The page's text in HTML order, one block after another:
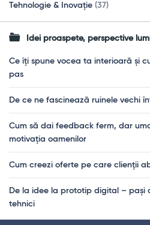
Tehnologie & Inovație (37)
Idei proaspete, perspective
Ce îți spune vocea ta interioară și
pas
De ce ne fascinează ruinele vechi
Cum să dai feedback ferm, dar
motivația oamenilor
Cum creezi oferte pe care clienții
De la idee la prototip digital – pași
tehnici